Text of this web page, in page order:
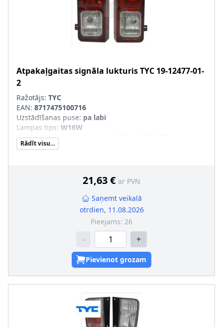
Atpakaļgaitas signāla lukturisTYC 19-12477-01-
2
Ražotājs: TYC
EAN: 8717475100716
Uzstādīšanas puse: pa labi
Lampas tips: W16W
Ekspluatācijas atļaujas veids
Papildus artikuls/Papildus informācija
Rādīt visu...
21,63 € ar PVN
Saņemt veikalā
otrdien, 11.08.2026
Pieejams: 26
- +
Pievienot grozam